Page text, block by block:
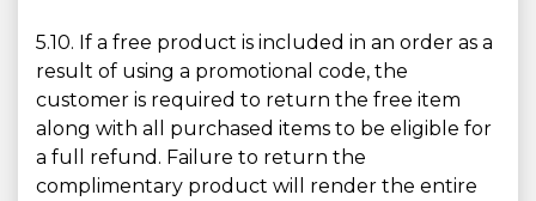
5.10. If a free product is included in an order as a
result of using a promotional code, the
customer is required to return the free item
along with all purchased items to be eligible for
a full refund. Failure to return the
complimentary product will render the entire